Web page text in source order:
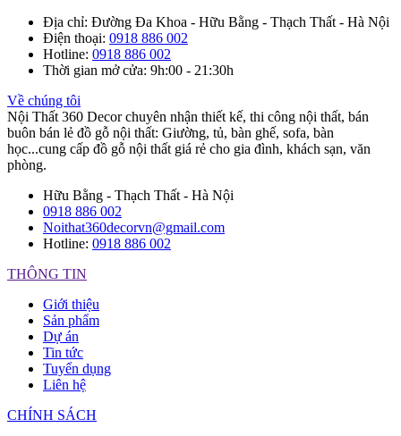
Địa chỉ: Đường Đa Khoa - Hữu Bằng - Thạch Thất - Hà Nội
Điện thoại: 0918 886 002
Hotline: 0918 886 002
Thời gian mở cửa: 9h:00 - 21:30h
Về chúng tôi
Nội Thất 360 Decor chuyên nhận thiết kế, thi công nội thất, bán
buôn bán lẻ đồ gỗ nội thất: Giường, tủ, bàn ghế, sofa, bàn
học...cung cấp đồ gỗ nội thất giá rẻ cho gia đình, khách sạn, văn
phòng.
Hữu Bằng - Thạch Thất - Hà Nội
0918 886 002
Noithat360decorvn@gmail.com
Hotline: 0918 886 002
THÔNG TIN
Giới thiệu
Sản phẩm
Dự án
Tin tức
Tuyển dụng
Liên hệ
CHÍNH SÁCH